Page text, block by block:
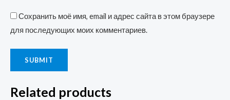
Сохранить моё имя, email и адрес сайта в этом браузере
для последующих моих комментариев.
Related products